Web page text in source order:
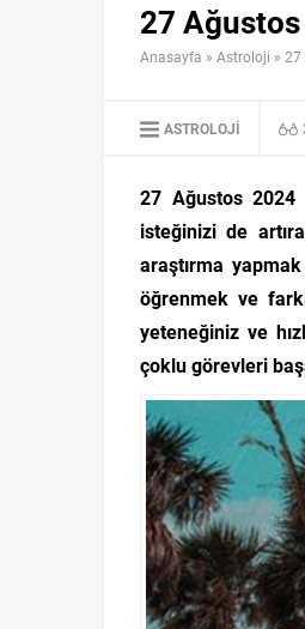
27
Anasayfa » Astroloji » 27
ASTROLOJI
27 Ağustos 2024
isteğinizi de
araştırma
öğrenmek ve
yeteneğiniz ve
çoklu görevleri